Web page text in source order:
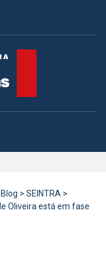
Blog > SEINTRA >
Oliveira está em fase